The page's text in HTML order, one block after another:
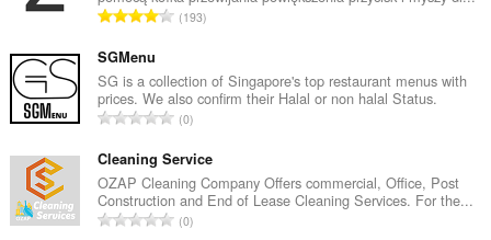
C
k
o
w
t
a
l
193
SGMenu
SG is a collection of Singapore's top restaurant menus with
prices. We also confirm their Halal or non halal Status.
C
ł
k
o
w
0
Cleaning Service
OZAP Cleaning Company Offers commercial, Office, Post
Construction and End of Lease Cleaning Services. For the...
C0